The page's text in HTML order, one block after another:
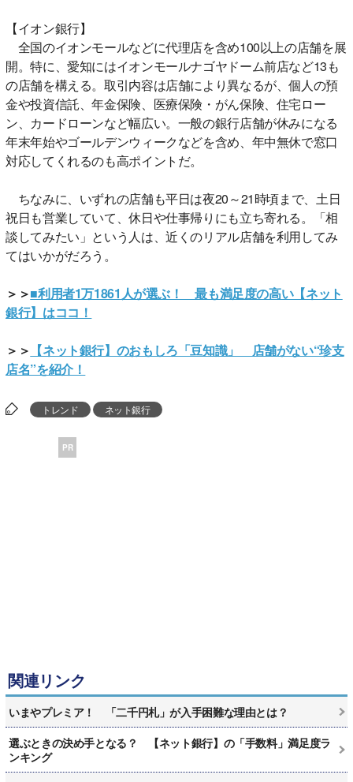
【イオン銀行】
全国のイオンモールなどに代理店を含め100以上の店舗を展
開。特に、愛知にはイオンモールナゴヤドーム前店など13も
の店舗を構える。取引内容は店舗により異なるが、個人の預
金や投資信託、年金保険、医療保険・がん保険、住宅ロー
ン、カードローンなど幅広い。一般の銀行店舗が休みになる
年末年始やゴールデンウィークなどを含め、年中無休で窓口
対応してくれるのも高ポイントだ。
ちなみに、いずれの店舗も平日は夜20～21時頃まで、土日
祝日も営業していて、休日や仕事帰りにも立ち寄れる。「相
談してみたい」という人は、近くのリアル店舗を利用してみ
てはいかがだろう。
＞＞■利用者1万1861人が選ぶ！ 最も満足度の高い【ネット
銀行】はココ！
＞＞ 【ネット銀行】のおもしろ「豆知識」 店舗がない“珍支
店名”を紹介！
トレンド ネット銀行
PR
関連リンク
いまやプレミア！ 「二千円札」が入手困難な理由とは？
選ぶときの決め手となる？ 【ネット銀行】の「手数料」満足度ラ
ンキング